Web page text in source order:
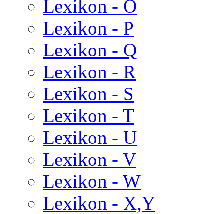
Lexikon - O
Lexikon - P
Lexikon - Q
Lexikon - R
Lexikon - S
Lexikon - T
Lexikon - U
Lexikon - V
Lexikon - W
Lexikon - X,Y